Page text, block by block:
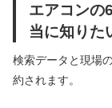
エアコンの
当に知りた
検索データと現場
約されます。